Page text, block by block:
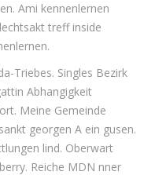
Ami kennenlernen
treff inside
Triebes. Singles Bezirk
Abhangigkeit
Meine Gemeinde
georgen A ein gusen.
lind. Oberwart
Reiche MDN nner